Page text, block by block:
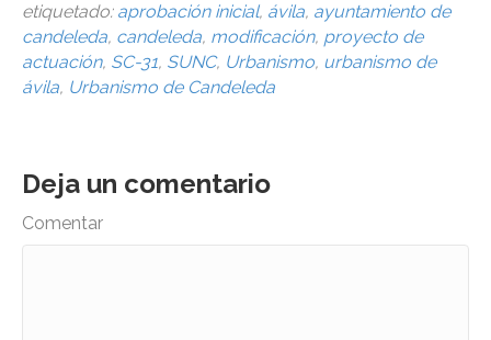
etiquetado: aprobación inicial, ávila, ayuntamiento de
candeleda, candeleda, modificación, proyecto de
actuación, SC-31, SUNC, Urbanismo, urbanismo de
ávila, Urbanismo de Candeleda
Deja un comentario
Comentar